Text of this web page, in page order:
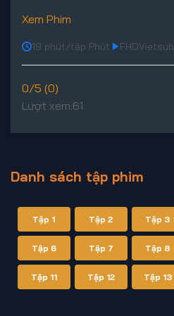
Xem Phim
19 phút/tập Phút FHDVietsub
0/5 (0)
Lượt xem:61
Danh sách tập phim
Tập 1 Tập 2 Tập 3
Tập 6 Tập 7 Tập 8
Tập 11 Tập 12 Tập 13